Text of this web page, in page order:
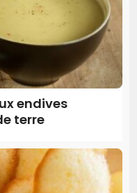
endives
terre